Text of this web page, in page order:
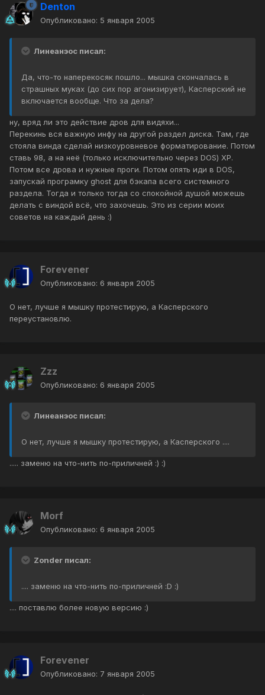
Denton
Опубликовано: 5 января 2005
Линеанэос писал:
Да, что-то наперекосяк пошло... мышка скончалась в
страшных муках (до сих пор агонизирует), Касперский не
включается вообще. Что за дела?
ну, вряд ли это действие дров для видяхи...
Перекинь вся важную инфу на другой раздел диска. Там, где
стояла винда сделай низкоуровневое форматирование. Потом
ставь 98, а на неё (только исключительно через DOS) ХР.
Потом все дрова и нужные проги. Потом опять иди в DOS,
запускай програмку ghost для бэкапа всего системного
раздела. Тогда и только тогда со спокойной душой можешь
делать с виндой всё, что захочешь. Это из серии моих
советов на каждый день :)
Forevener
Опубликовано: 6 января 2005
О нет, лучше я мышку протестирую, а Касперского
переустановлю.
Zzz
Опубликовано: 6 января 2005
Линеанэос писал:
О нет, лучше я мышку протестирую, а Касперского ....
..... заменю на что-нить по-приличней :) :)
Morf
Опубликовано: 6 января 2005
Zonder писал:
.... заменю на что-нить по-приличней :D :)
.... поставлю более новую версию :)
Forevener
Опубликовано: 7 января 2005